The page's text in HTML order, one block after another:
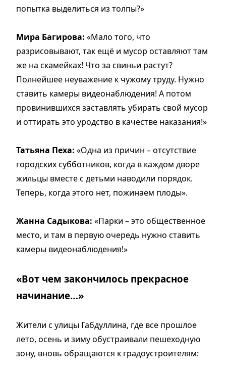
попытка выделиться из толпы?»
Мира Багирова: «Мало того, что
разрисовывают, так ещё и мусор оставляют там
же на скамейках! Что за свиньи растут?
Полнейшее неуважение к чужому труду. Нужно
ставить камеры видеонаблюдения! А потом
провинившихся заставлять убирать свой мусор
и оттирать это уродство в качестве наказания!»
Татьяна Пеха: «Одна из причин – отсутствие
городских субботников, когда в каждом дворе
жильцы вместе с детьми наводили порядок.
Теперь, когда этого нет, пожинаем плоды».
Жанна Садыкова: «Парки – это общественное
место, и там в первую очередь нужно ставить
камеры видеонаблюдения!»
«Вот чем закончилось прекрасное
начинание…»
Жители с улицы Габдуллина, где все прошлое
лето, осень и зиму обустраивали пешеходную
зону, вновь обращаются к градоустроителям: